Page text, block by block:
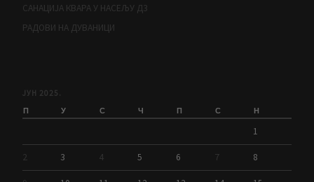
САНАЦИЈА КВАРА У НАСЕЉУ Д3
РАДОВИ НА ДУВАНИЦИ
ЈУН 2025.
П У С Ч П С Н
1
2 3 4 5 6 7 8